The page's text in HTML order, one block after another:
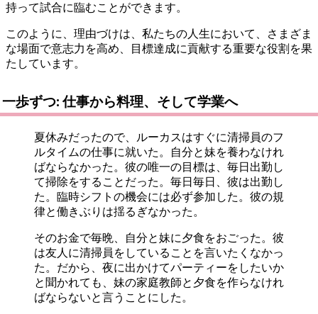
持って試合に臨むことができます。
このように、理由づけは、私たちの人生において、さまざま
な場面で意志力を高め、目標達成に貢献する重要な役割を果
たしています。
一歩ずつ: 仕事から料理、そして学業へ
夏休みだったので、ルーカスはすぐに清掃員のフ
ルタイムの仕事に就いた。自分と妹を養わなけれ
ばならなかった。彼の唯一の目標は、毎日出勤し
て掃除をすることだった。毎日毎日、彼は出勤し
た。臨時シフトの機会には必ず参加した。彼の規
律と働きぶりは揺るぎなかった。
そのお金で毎晩、自分と妹に夕食をおごった。彼
は友人に清掃員をしていることを言いたくなかっ
た。だから、夜に出かけてパーティーをしたいか
と聞かれても、妹の家庭教師と夕食を作らなけれ
ばならないと言うことにした。